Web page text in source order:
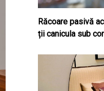
Răcoare pasivă
ții canicula sub